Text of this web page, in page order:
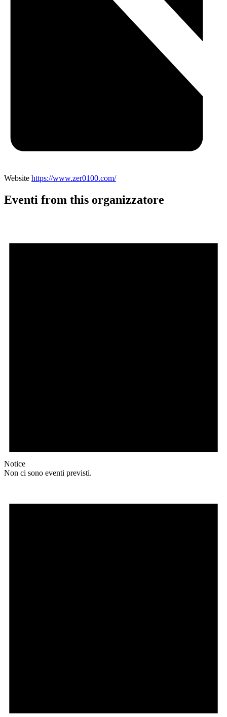
Website https://www.zer0100.com/
Eventi from this organizzatore
Notice
Non ci sono eventi previsti.